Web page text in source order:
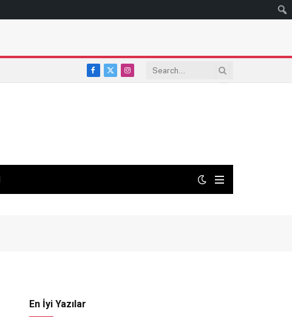
Facebook
X
Instagram
En İyi Yazılar